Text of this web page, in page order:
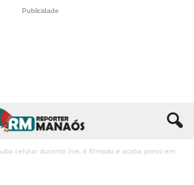
Publicidade
celular durante live, é filmado e acaba preso em